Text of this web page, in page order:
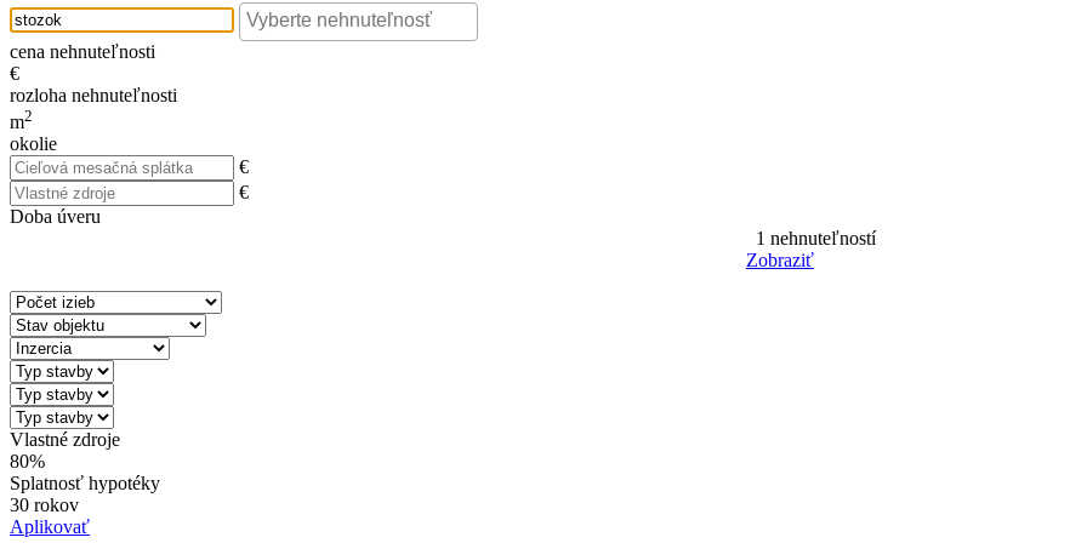
cena nehnuteľnosti
€
rozloha nehnuteľnosti
m2
okolie
€
€
Doba úveru
1 nehnuteľností
Zobraziť
Vlastné zdroje
80%
Splatnosť hypotéky
30 rokov
Aplikovať